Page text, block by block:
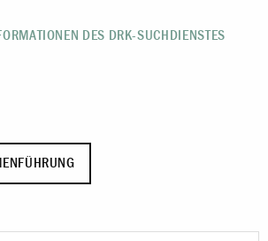
DES DRK-SUCHDIENSTES